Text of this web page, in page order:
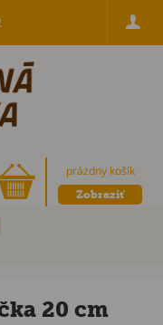
prázdny košík
Zobraziť
20 cm